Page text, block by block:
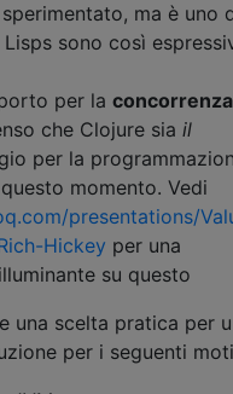
ma è uno
sono così
per la concorrenza
che Clojure sia il
per la
momento. Vedi
presentations/
Hickey per una
su questo
una scelta pratica per
per i seguenti